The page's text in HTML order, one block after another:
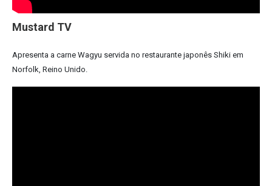
Mustard TV
Apresenta a carne Wagyu servida no restaurante japonês Shiki em
Norfolk, Reino Unido.